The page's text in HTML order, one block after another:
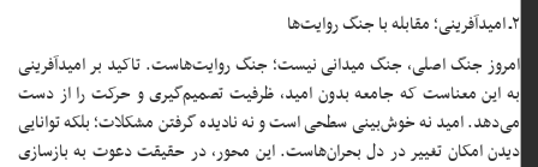
امروز جنگ اصلی، جنگ میدانی نیست؛ جنگ روایت‌هاست. تاکید بر امیدآفرینی
به این معناست که جامعه بدون امید، ظرفیت تصمیم‌گیری و حرکت را از دست
می‌دهد. امید نه خوش‌بینی سطحی است و نه نادیده گرفتن مشکلات؛ بلکه توانایی
دیدن امکان تغییر در دل بحران‌هاست. این محور، در حقیقت دعوت به بازسازی